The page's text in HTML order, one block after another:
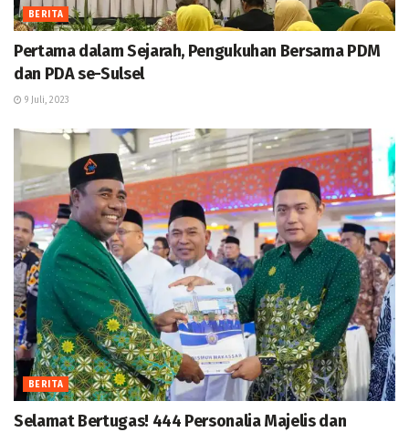
BERITA
Pertama dalam Sejarah, Pengukuhan Bersama PDM
dan PDA se-Sulsel
9 Juli, 2023
BERITA
Selamat Bertugas! 444 Personalia Majelis dan